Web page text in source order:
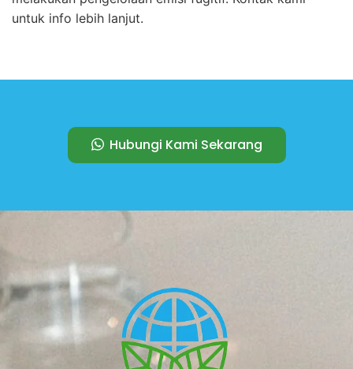
untuk info lebih lanjut.
Hubungi Kami Sekarang